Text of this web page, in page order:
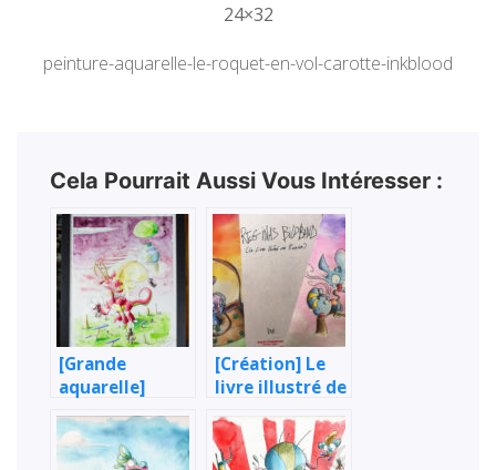
24×32
peinture-aquarelle-le-roquet-en-vol-carotte-inkblood
Cela Pourrait Aussi Vous Intéresser :
[Grande
aquarelle]
Dragon rouge
& guerriers
samouraïs
[Création] Le
livre illustré de
Regina